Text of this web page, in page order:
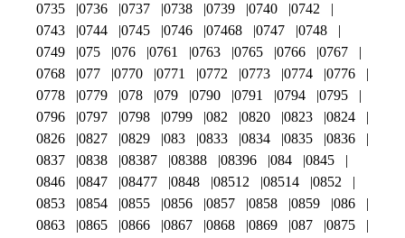
0735
0736 0737 0738 0739 0740
0742
0743
0744 0745 0746 07468 0747
0748
0749
075 076 0761 0763 0765 0766
0767
0768
077 0770 0771 0772 0773 0774
0776
0778
0779 078 079 0790 0791 0794
0795
0796
0797 0798 0799 082 0820 0823
0824
0826
0827 0829 083 0833 0834 0835
0836
0837
0838 08387 08388 08396 084
0845
0846
0847 08477 0848 08512 08514
0852
0853
0854 0855 0856 0857 0858 0859
086
0863
0865 0866 0867 0868 0869 087
0875